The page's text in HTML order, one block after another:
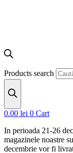
Products search
0.00 lei 0 Cart
In perioada 21-26
magazinele noastre
decembrie vor fi